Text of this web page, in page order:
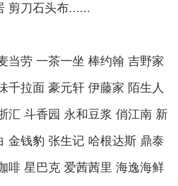
剪刀石头布......
当劳 一茶一坐 棒约翰 吉野家
千拉面 豪元轩 伊藤家 陌生人
汇 斗香园 永和豆浆 俏江南 新
金钱豹 张生记 哈根达斯 鼎泰
啡 星巴克 爱茜茜里 海逸海鲜